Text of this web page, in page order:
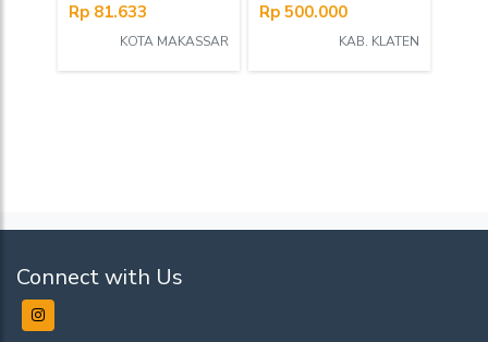
Rp 81.633
KOTA MAKASSAR
Rp 500.000
KAB. KLATEN
Connect with Us